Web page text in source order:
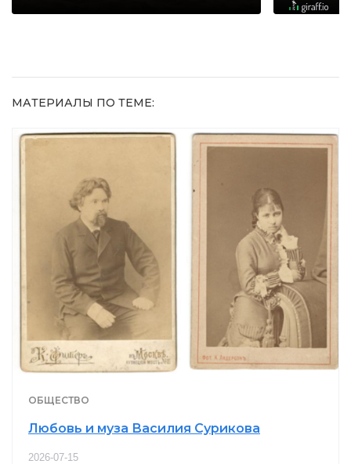
МАТЕРИАЛЫ ПО ТЕМЕ:
ОБЩЕСТВО
Любовь и муза Василия Сурикова
2026-07-15